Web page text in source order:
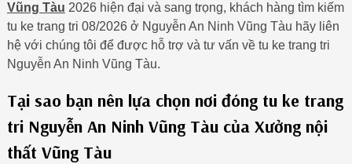
Vũng Tàu 2026 hiện đại và sang trọng, khách hàng tìm kiếm
tu ke trang tri 08/2026 ở Nguyễn An Ninh Vũng Tàu hãy liên
hệ với chúng tôi để được hỗ trợ và tư vấn về tu ke trang tri
Nguyễn An Ninh Vũng Tàu.
Tại sao bạn nên lựa chọn nơi đóng tu ke trang
tri Nguyễn An Ninh Vũng Tàu của Xưởng nội
thất Vũng Tàu